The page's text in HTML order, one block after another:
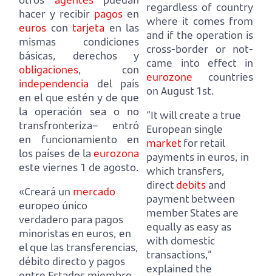
hacer y recibir pagosen
euros con tarjeta en las
mismas condiciones
básicas, derechos y
obligaciones,
con
independencia del país
en el que estén y de que
la operación sea o no
transfronteriza–
entró
en funcionamiento en
los países de la eurozona
este viernes 1 de agosto.
«Creará un mercado
europeo único
verdadero para pagos
minoristas en euros, en
el que las transferencias,
débito directo y pagos
regardless of country
where it comes from
and if the operation is
cross-border or not-
came into effect in
eurozone countries
on August 1st.
“It will create a true
European single
market for retail
payments in euros, in
which transfers,
direct debits and
payment between
member States are
equally as easy as
with domestic
transactions,”
explained the